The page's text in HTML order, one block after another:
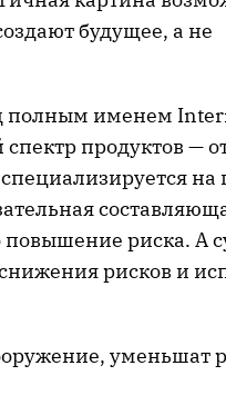
будущее, а не
полным именем
продуктов —
повышение риска. А
рисков и
уменьшат